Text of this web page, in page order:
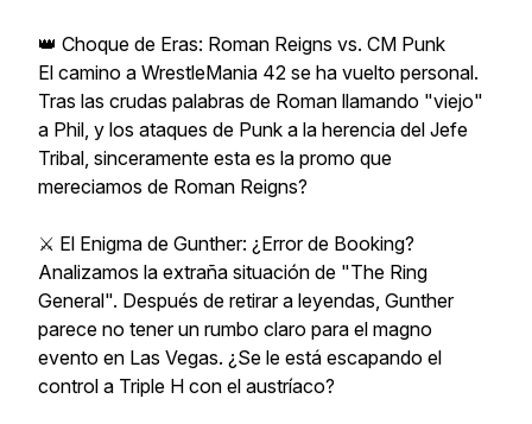
👑 Choque de Eras: Roman Reigns vs. CM Punk
El camino a WrestleMania 42 se ha vuelto personal.
Tras las crudas palabras de Roman llamando "viejo"
a Phil, y los ataques de Punk a la herencia del Jefe
Tribal, sinceramente esta es la promo que
mereciamos de Roman Reigns?
⚔️ El Enigma de Gunther: ¿Error de Booking?
Analizamos la extraña situación de "The Ring
General". Después de retirar a leyendas, Gunther
parece no tener un rumbo claro para el magno
evento en Las Vegas. ¿Se le está escapando el
control a Triple H con el austríaco?